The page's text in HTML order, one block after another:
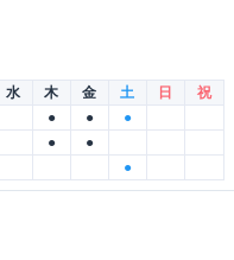
水 木 金 土 日
祝
● ●
●
●
●
●